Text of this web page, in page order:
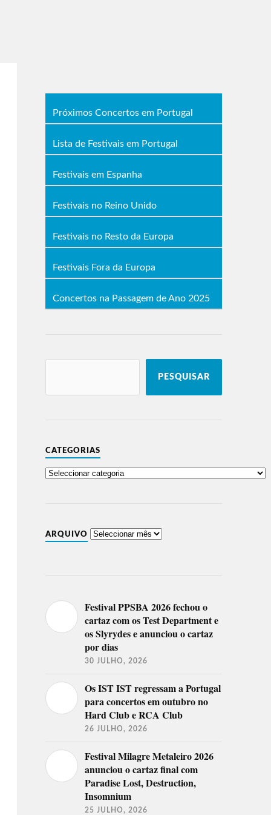
Próximos Concertos em Portugal
Lista de Festivais em Portugal
Festivais em Espanha
Festivais no Reino Unido
Festivais no Resto da Europa
Festivais Fora da Europa
Concertos na Passagem de Ano 2025
PESQUISAR
CATEGORIAS
ARQUIVO
Festival PPSBA 2026 fechou o
cartaz com os Test Department e
os Slyrydes e anunciou o cartaz
por dias
30 JULHO, 2026
Os IST IST regressam a Portugal
para concertos em outubro no
Hard Club e RCA Club
26 JULHO, 2026
Festival Milagre Metaleiro 2026
anunciou o cartaz final com
Paradise Lost, Destruction,
Insomnium
25 JULHO, 2026